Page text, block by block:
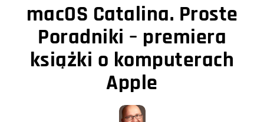
macOS Catalina. Proste
Poradniki – premiera
książki o komputerach
Apple